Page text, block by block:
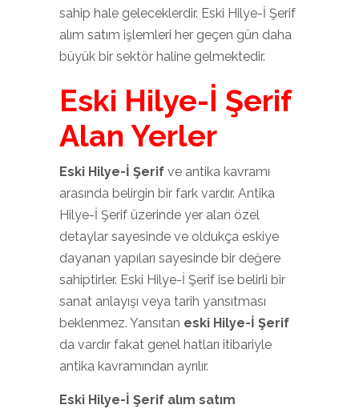
sahip hale geleceklerdir. Eski Hilye-İ Şerif
alım satım işlemleri her geçen gün daha
büyük bir sektör haline gelmektedir.
Eski Hilye-İ Şerif
Alan Yerler
Eski Hilye-İ Şerif ve antika kavramı
arasında belirgin bir fark vardır. Antika
Hilye-İ Şerif üzerinde yer alan özel
detaylar sayesinde ve oldukça eskiye
dayanan yapıları sayesinde bir değere
sahiptirler. Eski Hilye-İ Şerif ise belirli bir
sanat anlayışı veya tarih yansıtması
beklenmez. Yansıtan eski Hilye-İ Şerif
da vardır fakat genel hatları itibariyle
antika kavramından ayrılır.
Eski Hilye-İ Şerif alım satım